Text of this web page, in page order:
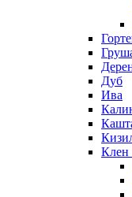
Дуб
Ива
Клен